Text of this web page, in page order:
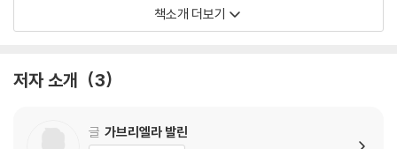
성공했다면, 이제 남은 일은 단 하나뿐입니다. 엄마 아빠를 진정시키기 위
그림책의 맨 마지막엔 ‘분노 단계 측정표’가 들어 있어요. 엄마 아빠가 얼마
책소개 더보기
저자 소개 3
글 가브리엘라 발린